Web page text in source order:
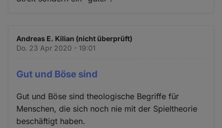
Andreas E. Kilian (nicht überprüft)
Do. 23 Apr 2020 - 19:01
Gut und Böse sind
Gut und Böse sind theologische Begriffe für
Menschen, die sich noch nie mit der Spieltheorie
beschäftigt haben.